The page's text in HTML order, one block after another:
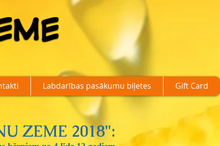
Labdarības pasākumu biļetes Gift Card
ZEME 2018":